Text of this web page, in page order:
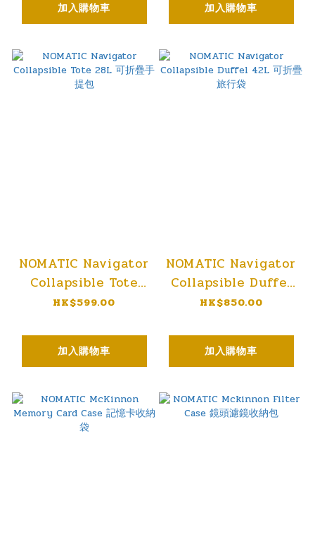
加入購物車 加入購物車
NOMATIC Navigator
Collapsible Tote
28L 可折疊手提包
HK$599.00
加入購物車
NOMATIC Navigator
Collapsible Duffel
42L 可折疊旅行袋
HK$850.00
加入購物車